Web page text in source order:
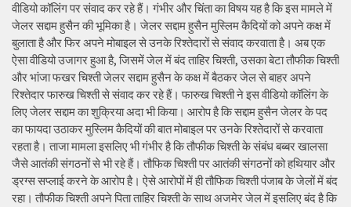
वीडियो कॉलिंग पर संवाद कर रहे हैं। गंभीर और चिंता का विषय यह है कि इस मामले में
जेलर सद्दाम हुसैन की भूमिका है। जेलर सद्दाम हुसैन मुस्लिम कैदियों को अपने कक्ष में
बुलाता है और फिर अपने मोबाइल से उनके रिश्तेदारों से संवाद करवाता है। अब एक
ऐसा वीडियो उजागर हुआ है, जिसमें जेल में बंद ताहिर चिश्ती, उसका बेटा तौफीक चिश्ती
और भांजा फखर चिश्ती जेलर सद्दाम हुसैन के कक्ष में बैठकर जेल से बाहर अपने
रिश्तेदार फारुख चिश्ती से संवाद कर रहे हैं। फारुख चिश्ती ने इस वीडियो कॉलिंग के
लिए जेलर सद्दाम का शुक्रिया अदा भी किया। आरोप है कि सद्दाम हुसैन जेलर के पद
का फायदा उठाकर मुस्लिम कैदियों की बात मोबाइल पर उनके रिश्तेदारों से करवाता
रहता है। ताजा मामला इसलिए भी गंभीर है कि तौफीक चिश्ती के संबंध बब्बर खालसा
जैसे आतंकी संगठनों से भी रहे हैं। तौफिक चिश्ती पर आतंकी संगठनों को हथियार और
ड्रग्स सप्लाई करने के आरोप है। ऐसे आरोपों में ही तौफिक चिश्ती पंजाब के जेलों में बंद
रहा। तौफीक चिश्ती अपने पिता ताहिर चिश्ती के साथ अजमेर जेल में इसलिए बंद है कि